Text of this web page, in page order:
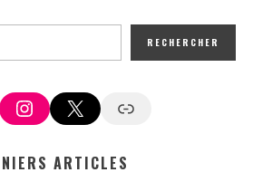
RECHERCHER
Instagram
X Google News
ARTICLES